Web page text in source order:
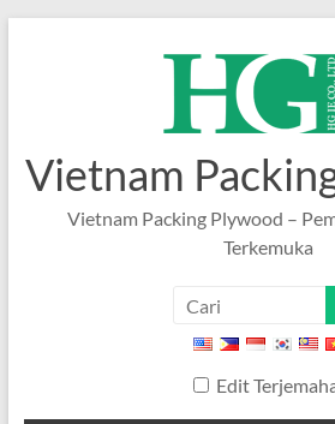
Vietnam
Vietnam Packing Plywood –
Terkemuka
Edit